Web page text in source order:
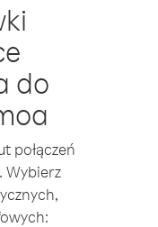
do
połączeń
Wybierz